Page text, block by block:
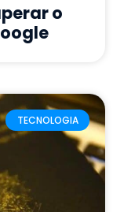
o
TECNOLOGIA